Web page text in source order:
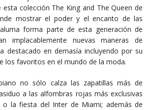
colección The King and The Queen de
mostrar el poder y el encanto de las
forma parte de esta generación de
implacablemente nuevas maneras de
destacado en demasía incluyendo por su
los favoritos en el mundo de la moda.
no sólo calza las zapatillas más de
a las alfombras rojas más exclusivas
o la fiesta del Inter de Miami; además de